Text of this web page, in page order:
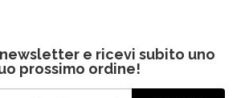
Jolly troverai unicamente i migliori
competitivi, perché il nostro principale
la soluzione perfetta per soddisfare
compreso il desiderio di voler risparmiare
e ricevi subito uno
prossimo ordine!